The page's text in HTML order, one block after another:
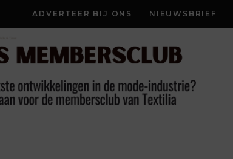
ADVERTEER BIJ ONS NIEUWSBRIEF